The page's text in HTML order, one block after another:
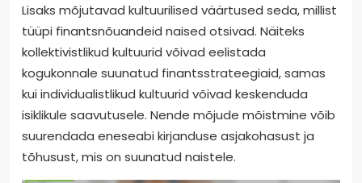
Lisaks mõjutavad kultuurilised väärtused seda, millist
tüüpi finantsnõuandeid naised otsivad. Näiteks
kollektivistlikud kultuurid võivad eelistada
kogukonnale suunatud finantsstrateegiaid, samas
kui individualistlikud kultuurid võivad keskenduda
isiklikule saavutusele. Nende mõjude mõistmine võib
suurendada eneseabi kirjanduse asjakohasust ja
tõhusust, mis on suunatud naistele.